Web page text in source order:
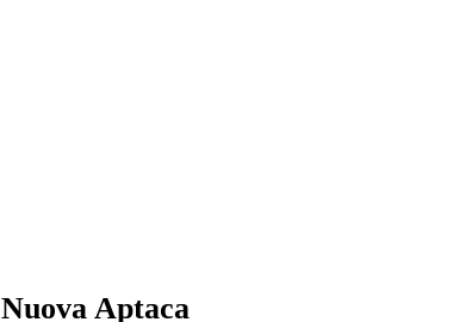
Nuova Aptaca